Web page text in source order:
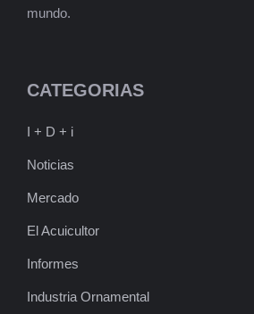
mundo.
CATEGORIAS
I + D + i
Noticias
Mercado
El Acuicultor
Informes
Industria Ornamental